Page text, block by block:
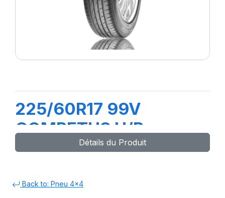
225/60R17 99V
COMPETUS H/P
Détails du Produit
Back to: Pneu 4x4